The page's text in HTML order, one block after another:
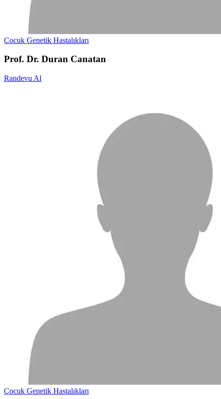
Çocuk Genetik Hastalıkları
Prof. Dr. Duran Canatan
Randevu Al
Çocuk Genetik Hastalıkları